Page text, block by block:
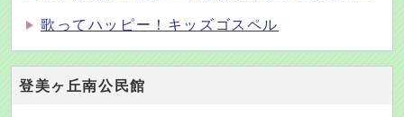
歌ってハッピー！キッズゴスペル
登美ヶ丘南公民館